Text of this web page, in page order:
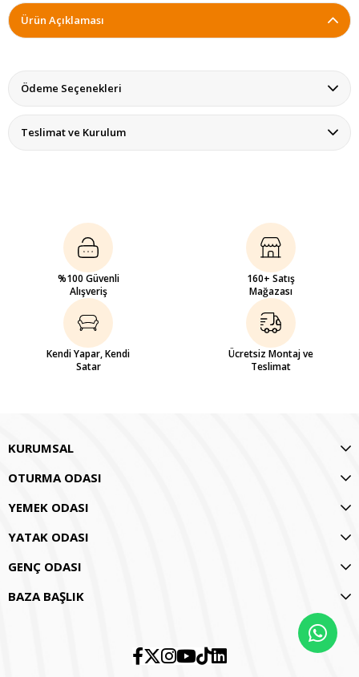
Ürün Açıklaması
Ödeme Seçenekleri
Teslimat ve Kurulum
%100 Güvenli
Alışveriş
160+ Satış
Mağazası
Kendi Yapar, Kendi
Satar
Ücretsiz Montaj ve
Teslimat
KURUMSAL
OTURMA ODASI
YEMEK ODASI
YATAK ODASI
GENÇ ODASI
BAZA BAŞLIK